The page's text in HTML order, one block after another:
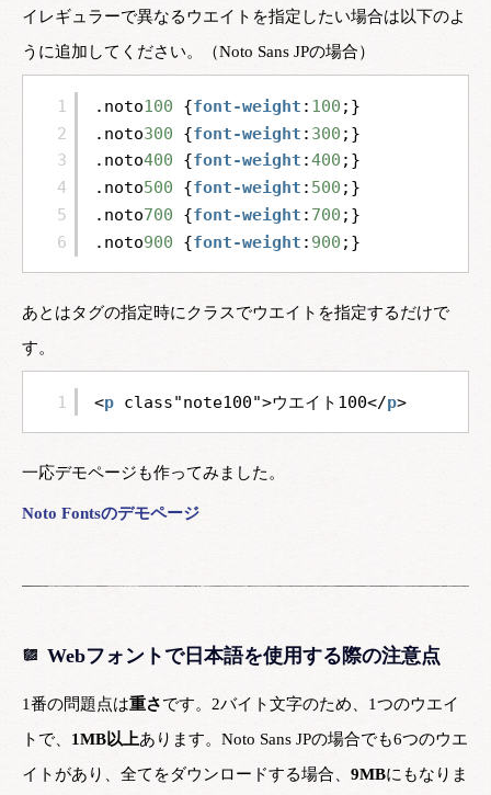
イレギュラーで異なるウエイトを指定したい場合は以下のよ
うに追加してください。（Noto Sans JPの場合）
1
2
3
4
5
6
.noto100 {font-weight : 100 ;}
.noto300 {font-weight : 300 ;}
.noto400 {font-weight :400 ;}
.noto500 {font-weight : 500 ;}
.noto700 {font-weight : 700 ;}
.noto900 {font-weight : 900 ;}
あとはタグの指定時にクラスでウエイトを指定するだけで
す。
1 <p class"note100">ウエイト100</p>
一応デモページも作ってみました。
Noto Fontsのデモページ
Webフォントで日本語を使用する際の注意点
1番の問題点は重さです。2バイト文字のため、1つのウエイ
トで、 1MB以上あります。Noto Sans JPの場合でも6つのウエ
イトがあり、全てをダウンロードする場合、 9MBにもなりま